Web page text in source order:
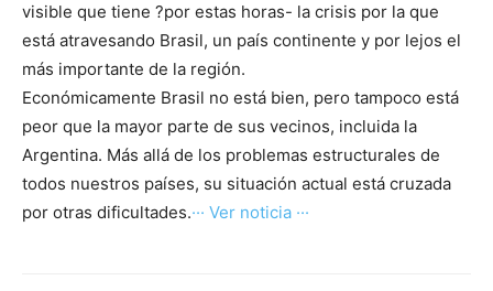
visible que tiene ?por estas horas- la crisis por la que
está atravesando Brasil, un país continente y por lejos el
más importante de la región.
Económicamente Brasil no está bien, pero tampoco está
peor que la mayor parte de sus vecinos, incluida la
Argentina. Más allá de los problemas estructurales de
todos nuestros países, su situación actual está cruzada
por otras dificultades.··· Ver noticia ···